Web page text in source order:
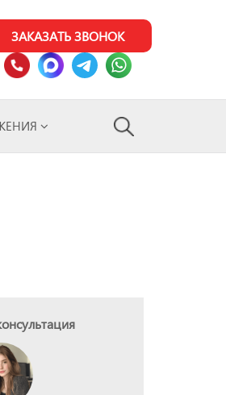
ЗАКАЗАТЬ ЗВОНОК